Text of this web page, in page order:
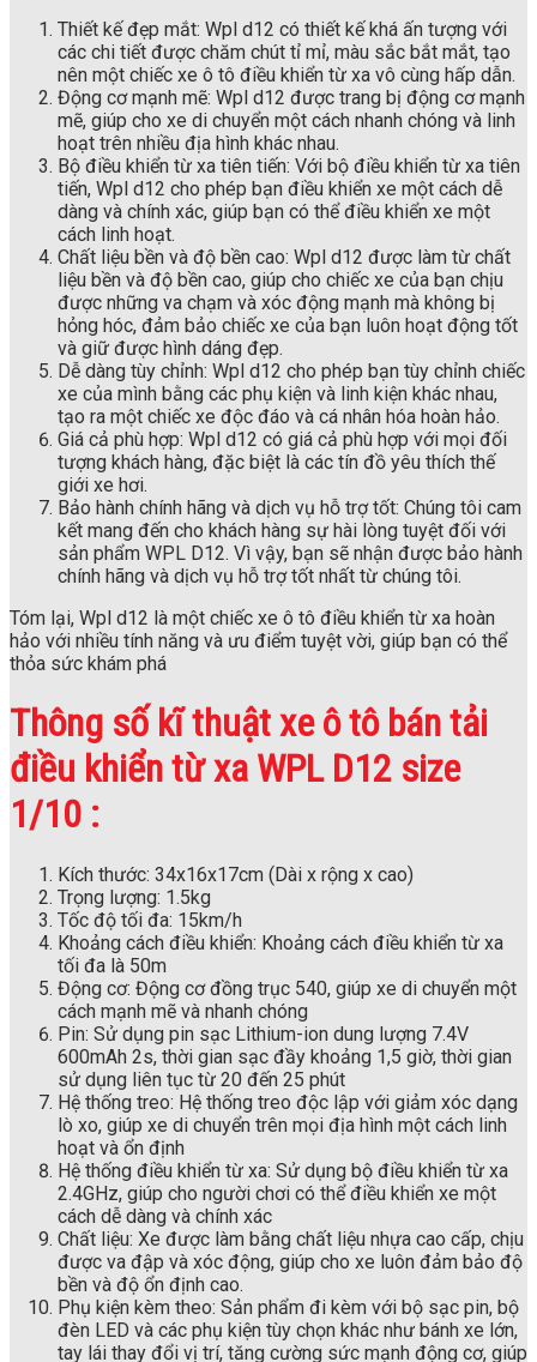
Thiết kế đẹp mắt: Wpl d12 có thiết kế khá ấn tượng với
các chi tiết được chăm chút tỉ mỉ, màu sắc bắt mắt, tạo
nên một chiếc xe ô tô điều khiển từ xa vô cùng hấp dẫn.
Động cơ mạnh mẽ: Wpl d12 được trang bị động cơ mạnh
mẽ, giúp cho xe di chuyển một cách nhanh chóng và linh
hoạt trên nhiều địa hình khác nhau.
Bộ điều khiển từ xa tiên tiến: Với bộ điều khiển từ xa tiên
tiến, Wpl d12 cho phép bạn điều khiển xe một cách dễ
dàng và chính xác, giúp bạn có thể điều khiển xe một
cách linh hoạt.
Chất liệu bền và độ bền cao: Wpl d12 được làm từ chất
liệu bền và độ bền cao, giúp cho chiếc xe của bạn chịu
được những va chạm và xóc động mạnh mà không bị
hỏng hóc, đảm bảo chiếc xe của bạn luôn hoạt động tốt
và giữ được hình dáng đẹp.
Dễ dàng tùy chỉnh: Wpl d12 cho phép bạn tùy chỉnh chiếc
xe của mình bằng các phụ kiện và linh kiện khác nhau,
tạo ra một chiếc xe độc đáo và cá nhân hóa hoàn hảo.
Giá cả phù hợp: Wpl d12 có giá cả phù hợp với mọi đối
tượng khách hàng, đặc biệt là các tín đồ yêu thích thế
giới xe hơi.
Bảo hành chính hãng và dịch vụ hỗ trợ tốt: Chúng tôi cam
kết mang đến cho khách hàng sự hài lòng tuyệt đối với
sản phẩm WPL D12. Vì vậy, bạn sẽ nhận được bảo hành
chính hãng và dịch vụ hỗ trợ tốt nhất từ chúng tôi.
Tóm lại, Wpl d12 là một chiếc xe ô tô điều khiển từ xa hoàn
hảo với nhiều tính năng và ưu điểm tuyệt vời, giúp bạn có thể
thỏa sức khám phá
Thông số kĩ thuật xe ô tô bán tải
điều khiển từ xa WPL D12 size
1/10 :
Kích thước: 34x16x17cm (Dài x rộng x cao)
Trọng lượng: 1.5kg
Tốc độ tối đa: 15km/h
Khoảng cách điều khiển: Khoảng cách điều khiển từ xa
tối đa là 50m
Động cơ: Động cơ đồng trục 540, giúp xe di chuyển một
cách mạnh mẽ và nhanh chóng
Pin: Sử dụng pin sạc Lithium-ion dung lượng 7.4V
600mAh 2s, thời gian sạc đầy khoảng 1,5 giờ, thời gian
sử dụng liên tục từ 20 đến 25 phút
Hệ thống treo: Hệ thống treo độc lập với giảm xóc dạng
lò xo, giúp xe di chuyển trên mọi địa hình một cách linh
hoạt và ổn định
Hệ thống điều khiển từ xa: Sử dụng bộ điều khiển từ xa
2.4GHz, giúp cho người chơi có thể điều khiển xe một
cách dễ dàng và chính xác
Chất liệu: Xe được làm bằng chất liệu nhựa cao cấp, chịu
được va đập và xóc động, giúp cho xe luôn đảm bảo độ
bền và độ ổn định cao.
Phụ kiện kèm theo: Sản phẩm đi kèm với bộ sạc pin, bộ
đèn LED và các phụ kiện tùy chọn khác như bánh xe lớn,
tay lái thay đổi vị trí, tăng cường sức mạnh động cơ, giúp